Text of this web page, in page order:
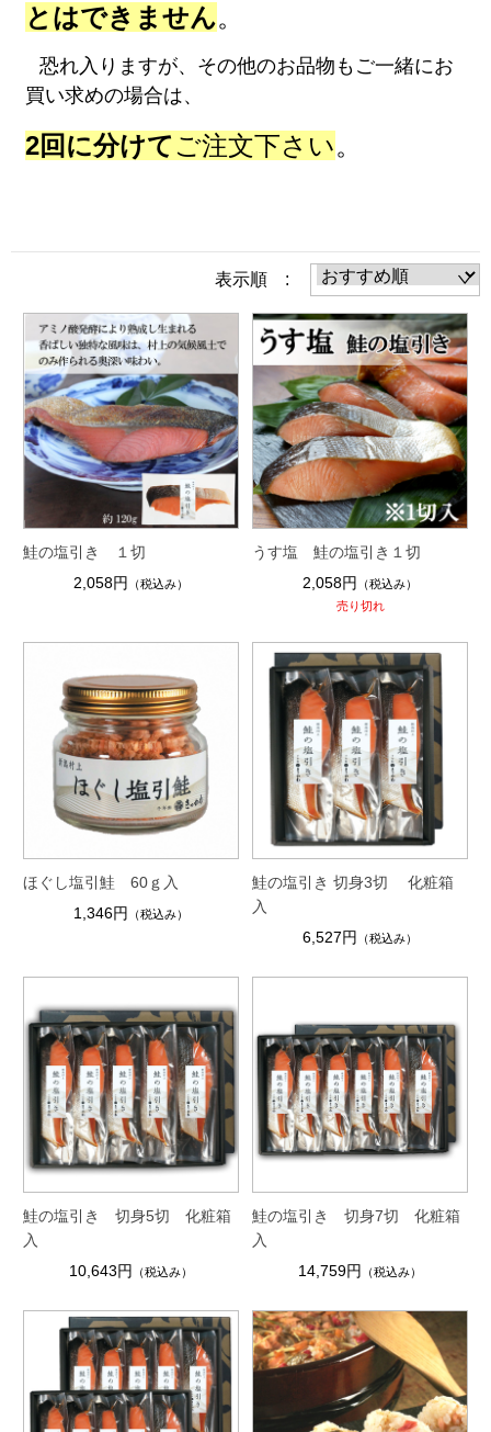
とはできません。
恐れ入りますが、その他のお品物もご一緒にお
買い求めの場合は、
2回に分けてご注文下さい。
表示順 :
鮭の塩引き １切
2,058円
（税込み）
うす塩 鮭の塩引き１切
2,058円
（税込み）
売り切れ
ほぐし塩引鮭 60ｇ入
1,346円
（税込み）
鮭の塩引き 切身3切 化粧箱
入
6,527円
（税込み）
鮭の塩引き 切身5切 化粧箱
入
10,643円
（税込み）
鮭の塩引き 切身7切 化粧箱
入
14,759円
（税込み）